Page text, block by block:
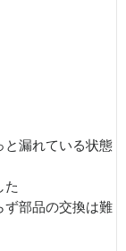
と漏れている状態
た
ず部品の交換は難